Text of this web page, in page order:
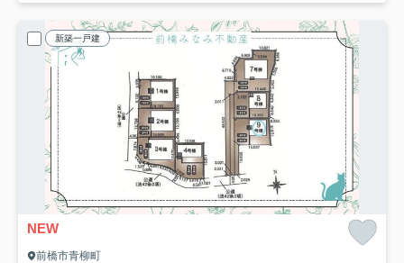
新築一戸建
NEW
前橋市青柳町